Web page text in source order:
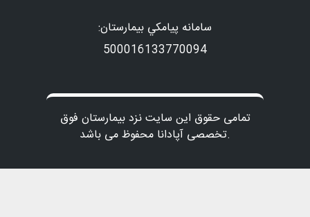
سامانه پيامكي بيمارستان:
500016133770094
تمامی حقوق این سایت نزد بیمارستان فوق
تخصصی آپادانا محفوظ می باشد.